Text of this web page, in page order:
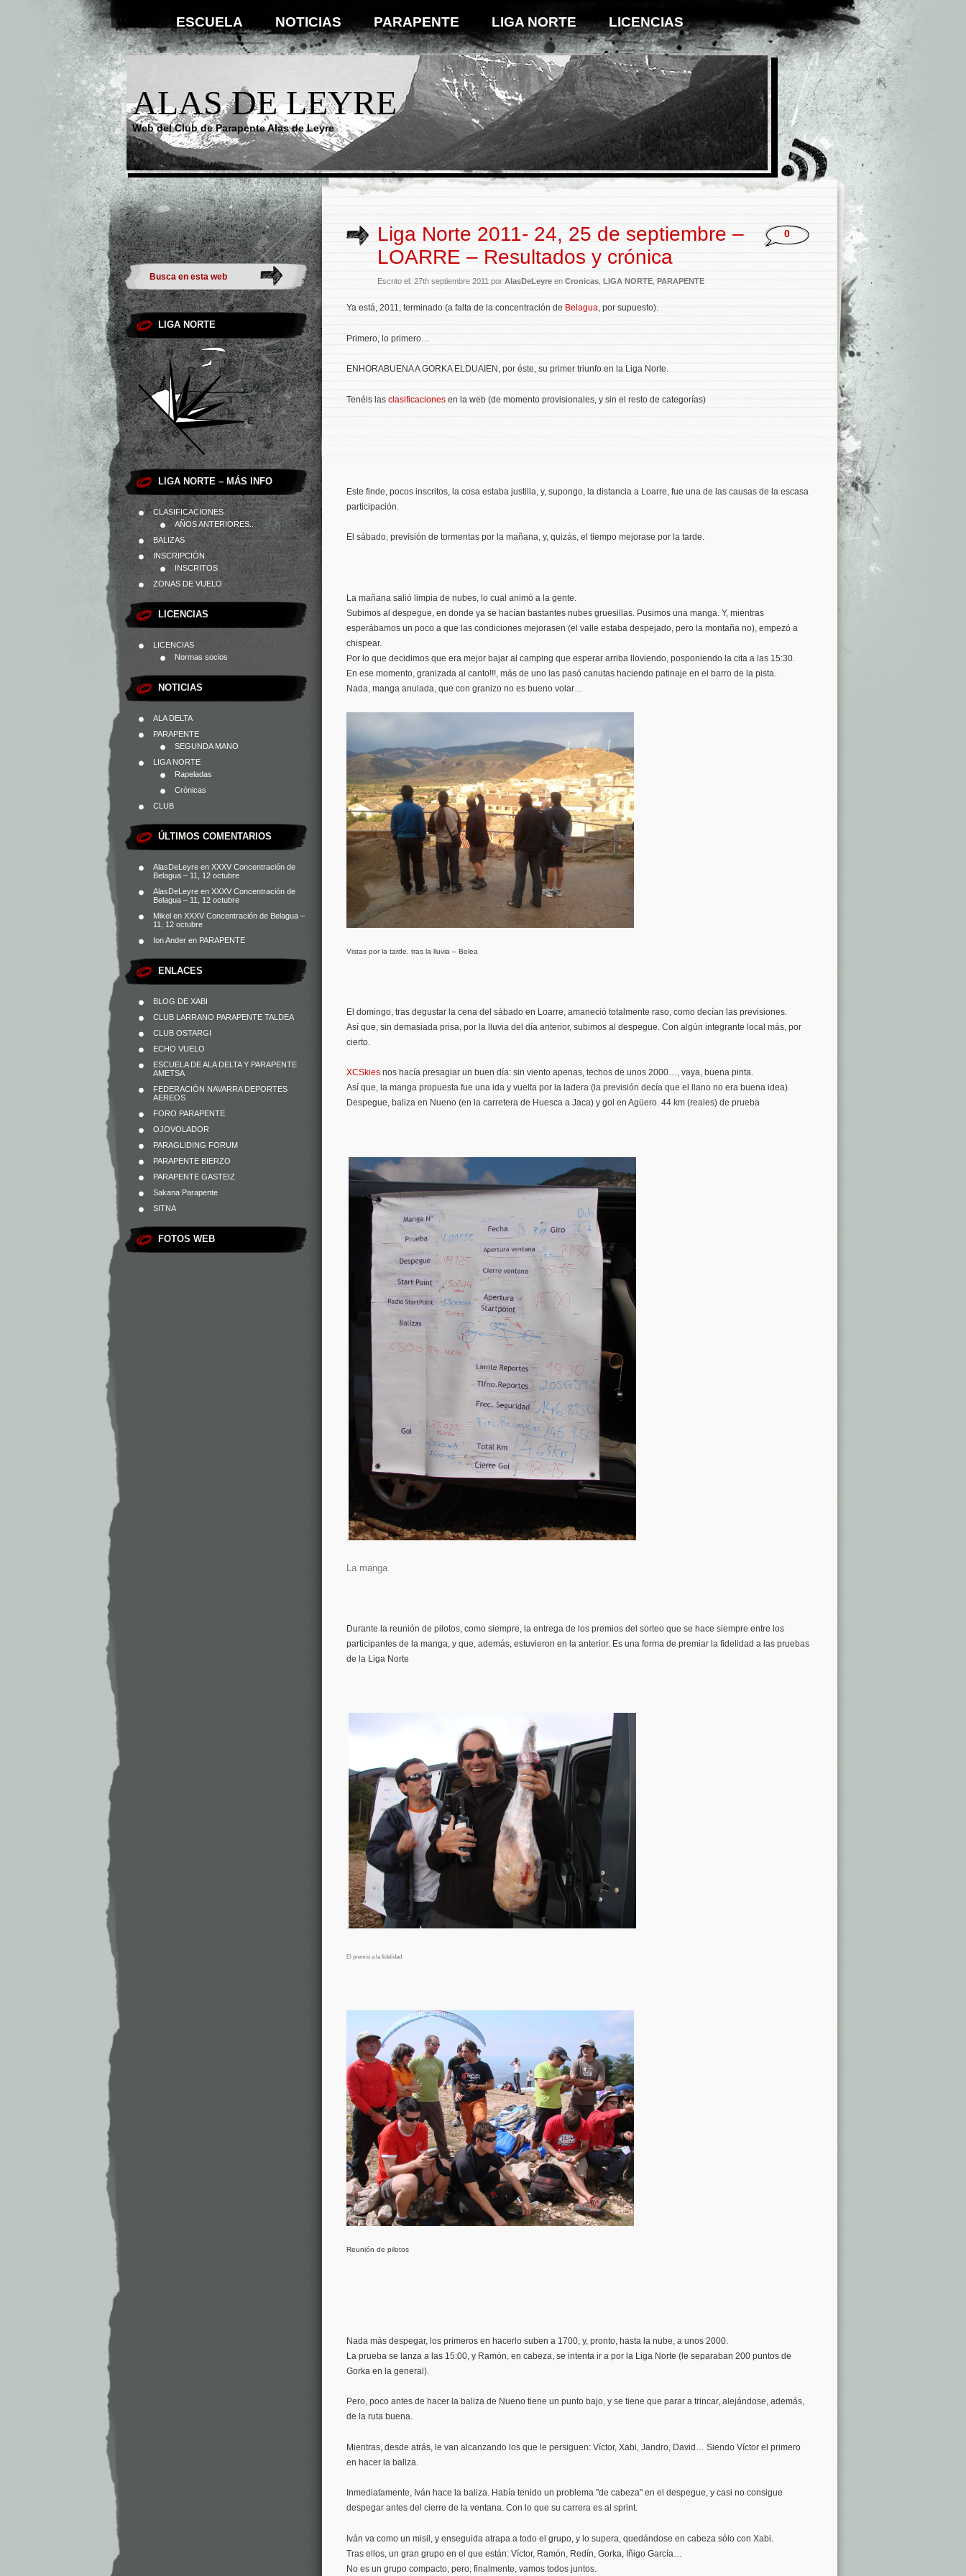
ESCUELA NOTICIAS PARAPENTE LIGA NORTE LICENCIAS
ALAS DE LEYRE
Web del Club de Parapente Alas de Leyre
*
LIGA NORTE
LIGA NORTE – MÁS INFO
CLASIFICACIONES
AÑOS ANTERIORES..
BALIZAS
INSCRIPCIÓN
INSCRITOS
ZONAS DE VUELO
LICENCIAS
LICENCIAS
Normas socios
NOTICIAS
ALA DELTA
PARAPENTE
SEGUNDA MANO
LIGA NORTE
Rapeladas
Crónicas
CLUB
ÚLTIMOS COMENTARIOS
AlasDeLeyre en XXXV Concentración de
Belagua – 11, 12 octubre
AlasDeLeyre en XXXV Concentración de
Belagua – 11, 12 octubre
Mikel en XXXV Concentración de Belagua –
11, 12 octubre
Ion Ander en PARAPENTE
ENLACES
BLOG DE XABI
CLUB LARRANO PARAPENTE TALDEA
CLUB OSTARGI
ECHO VUELO
ESCUELA DE ALA DELTA Y PARAPENTE
AMETSA
FEDERACIÓN NAVARRA DEPORTES
AEREOS
FORO PARAPENTE
OJOVOLADOR
PARAGLIDING FORUM
PARAPENTE BIERZO
PARAPENTE GASTEIZ
Sakana Parapente
SITNA
FOTOS WEB
Liga Norte 2011- 24, 25 de septiembre –
LOARRE – Resultados y crónica
Escrito el: 27th septiembre 2011 por AlasDeLeyre en Cronicas LIGA NORTE PARAPENTE
0
Ya está, 2011, terminado (a falta de la concentración de Belagua, por supuesto).
Primero, lo primero…
ENHORABUENA A GORKA ELDUAIEN, por éste, su primer triunfo en la Liga Norte.
Tenéis las clasificaciones en la web (de momento provisionales, y sin el resto de categorías)
Este finde, pocos inscritos, la cosa estaba justilla, y, supongo, la distancia a Loarre, fue una de las causas de la escasa
participación.
El sábado, previsión de tormentas por la mañana, y, quizás, el tiempo mejorase por la tarde.
La mañana salió limpia de nubes, lo cual animó a la gente.
Subimos al despegue, en donde ya se hacían bastantes nubes gruesillas. Pusimos una manga. Y, mientras
esperábamos un poco a que las condiciones mejorasen (el valle estaba despejado, pero la montaña no), empezó a
chispear.
Por lo que decidimos que era mejor bajar al camping que esperar arriba lloviendo, posponiendo la cita a las 15:30.
En ese momento, granizada al canto!!!, más de uno las pasó canutas haciendo patinaje en el barro de la pista.
Nada, manga anulada, que con granizo no es bueno volar…
Vistas por la tarde, tras la lluvia – Bolea
El domingo, tras degustar la cena del sábado en Loarre, amaneció totalmente raso, como decían las previsiones.
Así que, sin demasiada prisa, por la lluvia del día anterior, subimos al despegue. Con algún integrante local más, por
cierto.
XCSkies nos hacía presagiar un buen día: sin viento apenas, techos de unos 2000…, vaya, buena pinta.
Así que, la manga propuesta fue una ida y vuelta por la ladera (la previsión decía que el llano no era buena idea).
Despegue, baliza en Nueno (en la carretera de Huesca a Jaca) y gol en Agüero. 44 km (reales) de prueba
La manga
Durante la reunión de pilotos, como siempre, la entrega de los premios del sorteo que se hace siempre entre los
participantes de la manga, y que, además, estuvieron en la anterior. Es una forma de premiar la fidelidad a las pruebas
de la Liga Norte
.
El premio a la fidelidad
Reunión de pilotos
Nada más despegar, los primeros en hacerlo suben a 1700, y, pronto, hasta la nube, a unos 2000.
La prueba se lanza a las 15:00, y Ramón, en cabeza, se intenta ir a por la Liga Norte (le separaban 200 puntos de
Gorka en la general).
Pero, poco antes de hacer la baliza de Nueno tiene un punto bajo, y se tiene que parar a trincar, alejándose, además,
de la ruta buena.
Mientras, desde atrás, le van alcanzando los que le persiguen: Víctor, Xabi, Jandro, David… Siendo Víctor el primero
en hacer la baliza.
Inmediatamente, Iván hace la baliza. Había tenido un problema "de cabeza" en el despegue, y casi no consigue
despegar antes del cierre de la ventana. Con lo que su carrera es al sprint.
Iván va como un misil, y enseguida atrapa a todo el grupo, y lo supera, quedándose en cabeza sólo con Xabi.
Tras ellos, un gran grupo en el que están: Víctor, Ramón, Redín, Gorka, Iñigo García…
No es un grupo compacto, pero, finalmente, vamos todos juntos.